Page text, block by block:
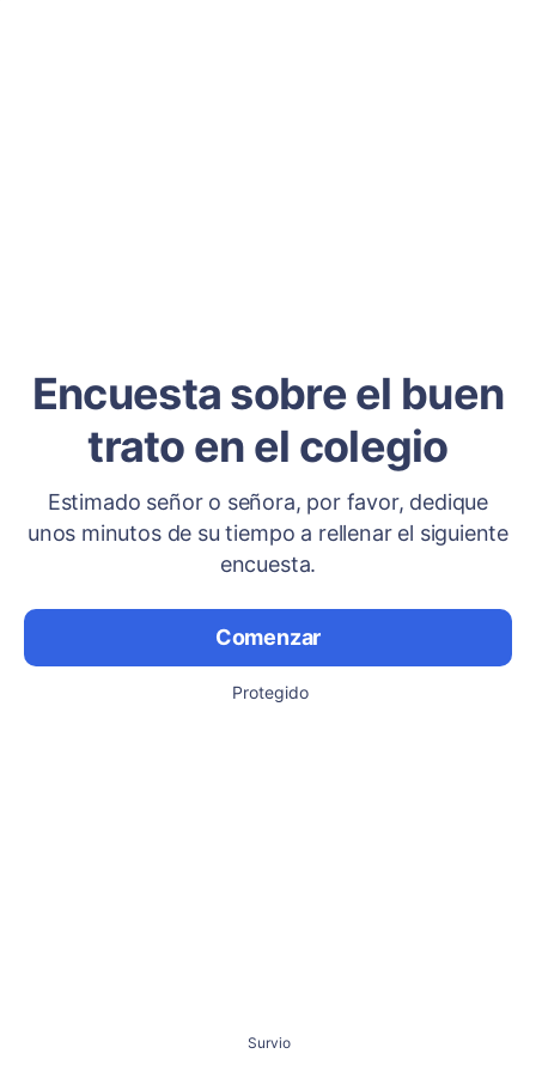
Encuesta sobre el buen
trato en el colegio
Estimado señor o señora, por favor, dedique
unos minutos de su tiempo a rellenar el siguiente
encuesta.
Comenzar
Protegido
Survio